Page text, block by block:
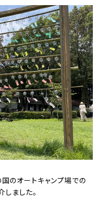
のオートキャンプ場での
ました。